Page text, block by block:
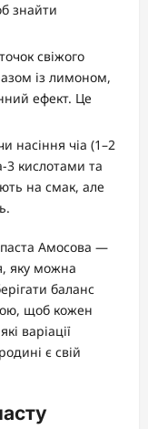
знайти
свіжого
із лимоном,
ефект. Це
насіння чіа (1–2
3 кислотами та
на смак, але
Амосова —
яку можна
баланс
щоб кожен
варіації
є свій